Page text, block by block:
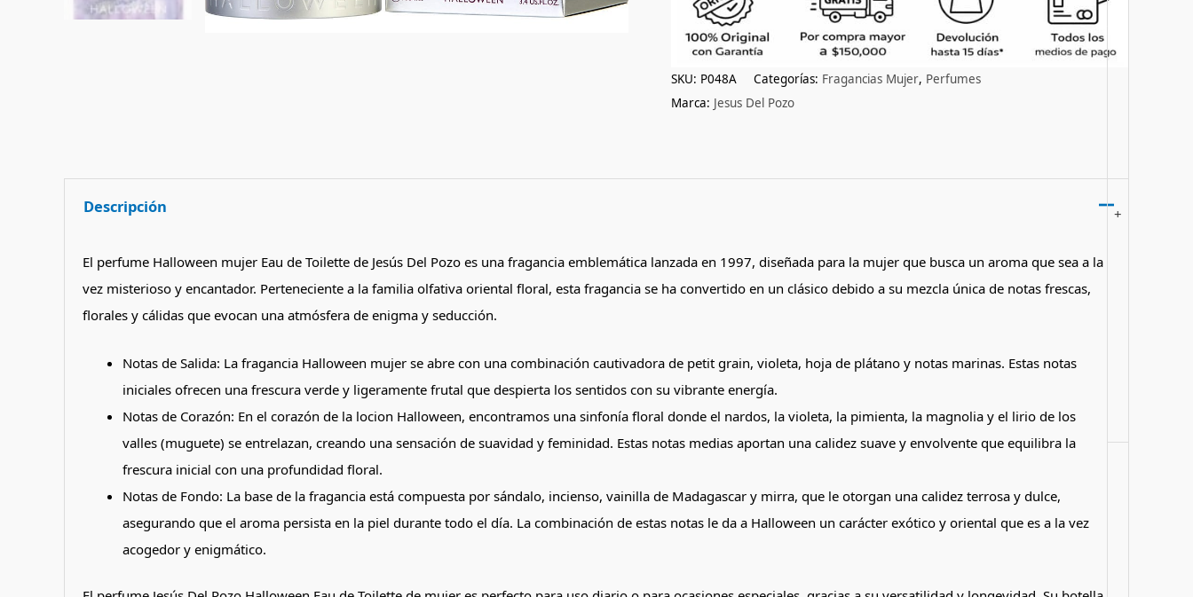
+
SKU: P048A Categorías: Fragancias Mujer, Perfumes
Marca: Jesus Del Pozo
Descripción
El perfume Halloween mujer Eau de Toilette de Jesús Del Pozo es una fragancia emblemática lanzada en 1997, diseñada para la mujer que busca un aroma que sea a la
vez misterioso y encantador. Perteneciente a la familia olfativa oriental floral, esta fragancia se ha convertido en un clásico debido a su mezcla única de notas frescas,
florales y cálidas que evocan una atmósfera de enigma y seducción.
Notas de Salida: La fragancia Halloween mujer se abre con una combinación cautivadora de petit grain, violeta, hoja de plátano y notas marinas. Estas notas
iniciales ofrecen una frescura verde y ligeramente frutal que despierta los sentidos con su vibrante energía.
Notas de Corazón: En el corazón de la locion Halloween, encontramos una sinfonía floral donde el nardos, la violeta, la pimienta, la magnolia y el lirio de los
valles (muguete) se entrelazan, creando una sensación de suavidad y feminidad. Estas notas medias aportan una calidez suave y envolvente que equilibra la
frescura inicial con una profundidad floral.
Notas de Fondo: La base de la fragancia está compuesta por sándalo, incienso, vainilla de Madagascar y mirra, que le otorgan una calidez terrosa y dulce,
asegurando que el aroma persista en la piel durante todo el día. La combinación de estas notas le da a Halloween un carácter exótico y oriental que es a la vez
acogedor y enigmático.